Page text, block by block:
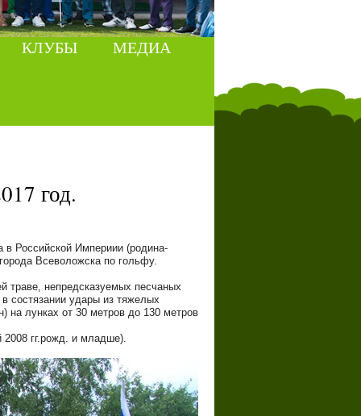
КЛУБЫ МЕДИА
год.
Российской Империии (родина-
Всеволожска по гольфу.
траве, непредсказуемых песчаных
состязании удары из тяжелых
на лунках от 30 метров до 130 метров
2008 гг.рожд. и младше).